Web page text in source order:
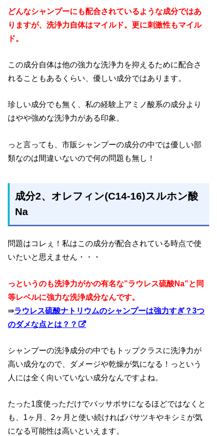
どんなシャンプーにも配合されているような成分ではあ
りますが、洗浄力自体はマイルド。更に刺激性もマイル
ド。
この成分自体は他の強力な洗浄力を抑えるために配合さ
れることもあるくらい、優しい成分ではあります。
珍しい成分でも無く、私の経験上アミノ酸系の成分より
はやや強めな洗浄力がある印象。
っと言っても、市販シャンプーの成分の中では優しい部
類なのは間違いないので何の問題も無し！
成分2、オレフィン(C14-16)スルホン酸
Na
問題はコレぇ！私はこの成分が配合されている時点で使
いたいと思えません・・・
っというのも洗浄力がかの有名な”ラウレス硫酸Na”と同
等レベルに強力な洗浄成分なんです。
⇛ラウレス硫酸ナトリウムのシャンプーは強力すぎ？3つ
のダメな点とは？？
シャンプーの洗浄成分の中でもトップクラスに洗浄力が
高い成分なので、ダメージや乾燥が気になる！っという
人には全く向いていない成分なんですよね。
たった1度使っただけでバッサボサになるほどではなくと
も、1ヶ月、2ヶ月と使い続ければパサツキやキシミが気
になる可能性は高いといえます。